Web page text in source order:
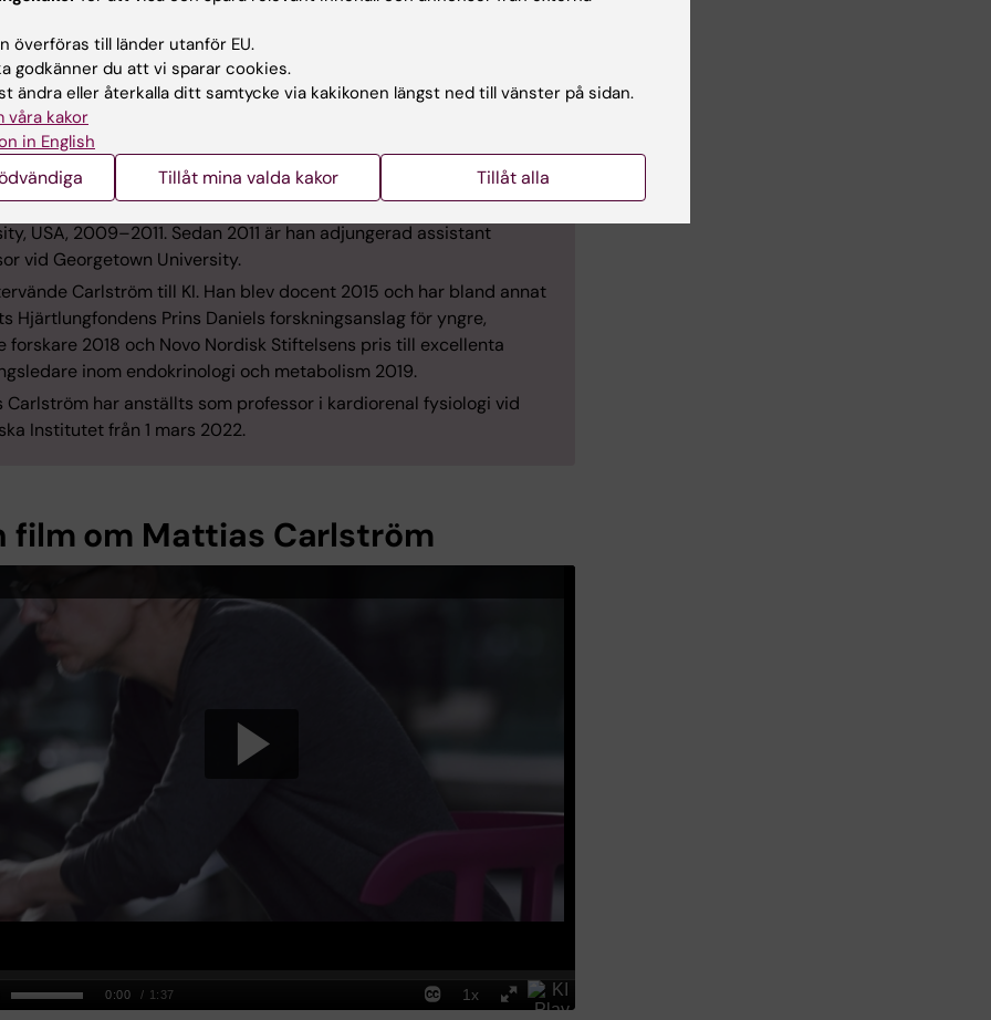
Carlström
i kardiorenal fysiologi vid institutionen för fysiologi och
är född i Karlshamn 1978. Han har examen från
vid Uppsala universitet 2002 och disputerade vid
2008.
Carlström gjorde postdoc vid KI 2008–2009 och vid Georgetown
USA, 2009–2011. Sedan 2011 är han adjungerad assistant
vid Georgetown University.
Carlström till KI. Han blev docent 2015 och har bland annat
Hjärtlungfondens Prins Daniels forskningsanslag för yngre,
forskare 2018 och Novo Nordisk Stiftelsens pris till excellenta
inom endokrinologi och metabolism 2019.
Carlström har anställts som professor i kardiorenal fysiologi vid
Institutet från 1 mars 2022.
film om Mattias Carlström
överföras till länder utanför EU.
godkänner du att vi sparar cookies.
ändra eller återkalla ditt samtycke via kakikonen längst ned till vänster på sidan.
våra kakor
in English
Tillåt mina valda kakor Tillåt alla